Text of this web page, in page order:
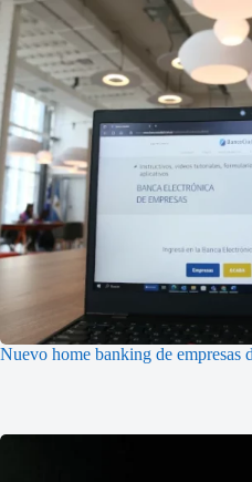
Nuevo home banking de empresas